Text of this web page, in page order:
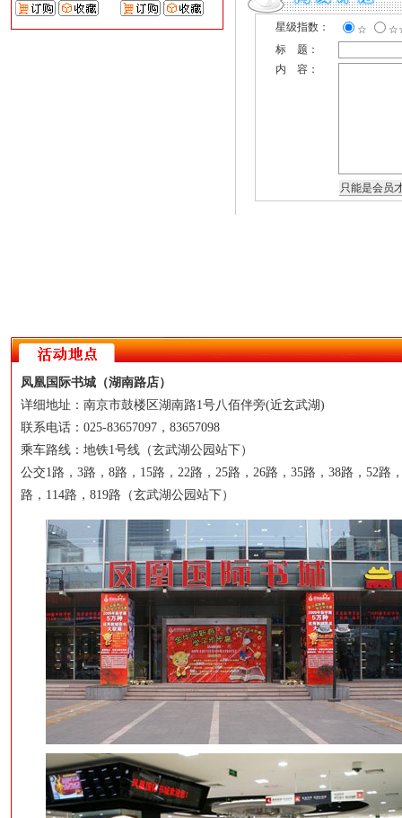
星级指数： ☆
标 题：
内 容：
凤凰国际书城（湖南路店）
详细地址：南京市鼓楼区湖南路1号八佰伴旁(近玄武湖)
联系电话：025-83657097，83657098
乘车路线：地铁1号线（玄武湖公园站下）
公交1路，3路，8路，15路，22路，25路，26路，35路，38路，52路
路，114路，819路（玄武湖公园站下）